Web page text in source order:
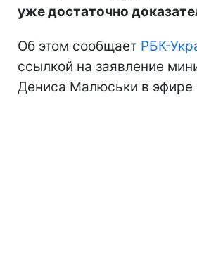
уже достаточно
Об этом сообщает РБК-
ссылкой на заявление
Дениса Малюськи в эфире